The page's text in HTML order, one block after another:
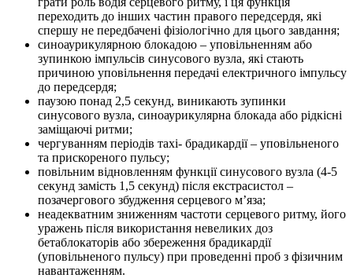
переходить до інших частин правого передсердя, які
спершу не передбачені фізіологічно для цього завдання;
синоаурикулярною блокадою – уповільненням або
зупинкою імпульсів синусового вузла, які стають
причиною уповільнення передачі електричного імпульсу
до передсердя;
паузою понад 2,5 секунд, виникають зупинки
синусового вузла, синоаурикулярна блокада або рідкісні
заміщаючі ритми;
чергуванням періодів тахі- брадикардії – уповільненого
та прискореного пульсу;
повільним відновленням функції синусового вузла (4-5
секунд замість 1,5 секунд) після екстрасистол –
позачергового збудження серцевого м’яза;
неадекватним зниженням частоти серцевого ритму, його
уражень після використання невеликих доз
бетаблокаторів або збереження брадикардії
(уповільненого пульсу) при проведенні проб з фізичним
навантаженням.